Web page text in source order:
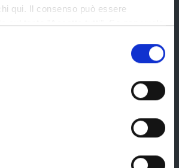
qui. Il consenso può essere
sul tasto "Accetta tutti". Se non vuole